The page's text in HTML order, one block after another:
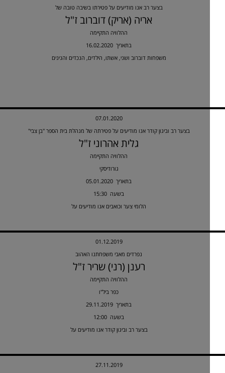
בצער רב אנו מודיעים על פטירתו בשיבה טובה של
אריה (אריק) דוברוב ז"ל
ההלוויה התקיימה
16.02.2020 בתאריך
משפחות דוברוב ושני, אשתו, הילדים, הנכדים והנינים
07.01.2020
בצער רב וביגון קודר אנו מודיעים על פטירתה של מנהלת בית הספר "בן צבי"
גלית אהרוני ז"ל
ההלוויה התקיימה
גורודיסקי
05.01.2020 בתאריך
הלומי צער וכואבים אנו מודיעים על
01.12.2019
נפרדים מאבי משפחתנו האהוב
רענן (רני) שריר ז"ל
ההלוויה התקיימה
כפר ביל"ו
29.11.2019 בתאריך
בצער רב וביגון קודר אנו מודיעים על
27.11.2019